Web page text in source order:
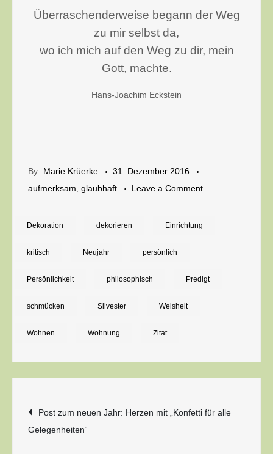
Überraschenderweise begann der Weg
zu mir selbst da,
wo ich mich auf den Weg zu dir, mein
Gott, machte.
Hans-Joachim Eckstein
By Marie Krüerke
31. Dezember 2016
aufmerksam glaubhaft Leave a Commenton
Dekoration dekorieren Einrichtung
kritisch Neujahr persönlich
Persönlichkeit philosophisch Predigt
schmücken Silvester Weisheit
Wohnen Wohnung Zitat
Beitragsnavigation
Post zum neuen Jahr: Herzen mit „Konfetti für alle
Gelegenheiten“